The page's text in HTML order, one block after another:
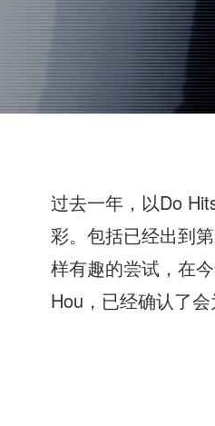
过去一年，以Do
彩。包括已经出到
样有趣的尝试，在
Hou，已经确认了